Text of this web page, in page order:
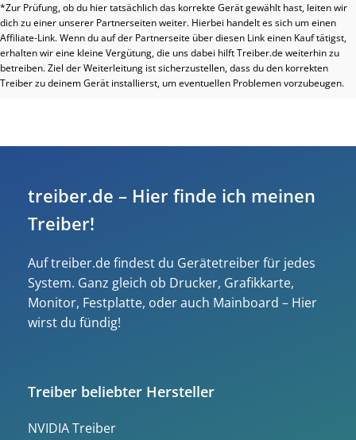
*Zur Prüfung, ob du hier tatsächlich das korrekte Gerät gewählt hast, leiten wir
dich zu einer unserer Partnerseiten weiter. Hierbei handelt es sich um einen
Affiliate-Link. Wenn du auf der Partnerseite über diesen Link einen Kauf tätigst,
erhalten wir eine kleine Vergütung, die uns dabei hilft Treiber.de weiterhin zu
betreiben. Ziel der Weiterleitung ist sicherzustellen, dass du den korrekten
Treiber zu deinem Gerät installierst, um eventuellen Problemen vorzubeugen.
treiber.de – Hier finde ich meinen
Treiber!
Auf treiber.de findest du Gerätetreiber für jedes
System. Ganz gleich ob Drucker, Grafikkarte,
Monitor, Festplatte, oder auch Mainboard – Hier
wirst du fündig!
Treiber beliebter Hersteller
NVIDIA Treiber